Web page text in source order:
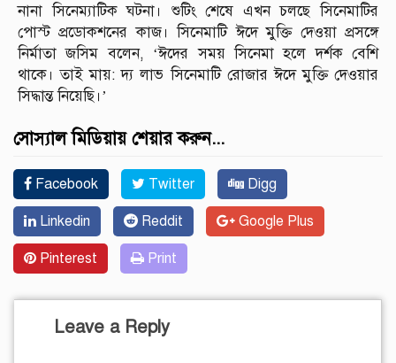
নানা সিনেম্যাটিক ঘটনা। শুটিং শেষে এখন চলছে সিনেমাটির
পোস্ট প্রডোকশনের কাজ। সিনেমাটি ঈদে মুক্তি দেওয়া প্রসঙ্গে
নির্মাতা জসিম বলেন, ‘ঈদের সময় সিনেমা হলে দর্শক বেশি
থাকে। তাই মায়: দ্য লাভ সিনেমাটি রোজার ঈদে মুক্তি দেওয়ার
সিদ্ধান্ত নিয়েছি।’
সোস্যাল মিডিয়ায় শেয়ার করুন...
Facebook Twitter Digg
Linkedin Reddit Google Plus
Pinterest Print
Leave a Reply